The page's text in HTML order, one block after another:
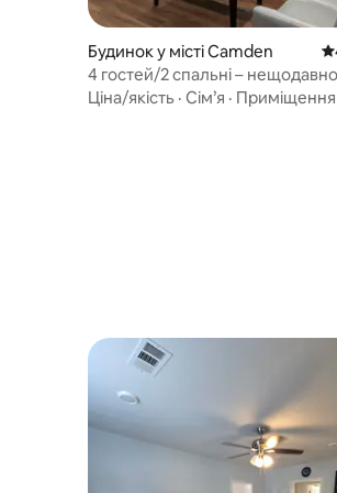
Будинок у місті Camden
4 гостей/2 спальні – нещодавно
побудоване та сучасне
Ціна/якість · Сім’я · Приміщення